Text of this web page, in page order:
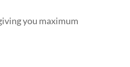
you maximum